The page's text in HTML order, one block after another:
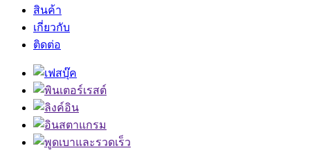
สินค้า
เกี่ยวกับ
ติดต่อ